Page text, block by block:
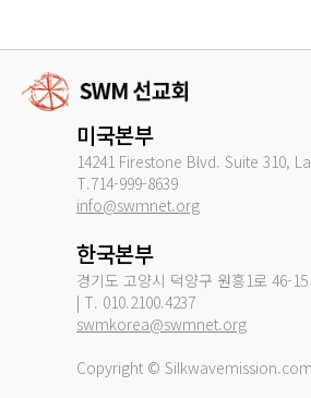
미국본부
14241 Firestone Blvd. Suite 310,
T.714-999-8639
info@swmnet.org
한국본부
경기도 고양시 덕양구 원흥1로 46-
| T. 010.2100.4237
swmkorea@swmnet.org
Copyright © Silkwavemission.com